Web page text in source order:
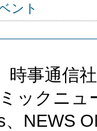
ント
時事通信
ックニ
NEWS